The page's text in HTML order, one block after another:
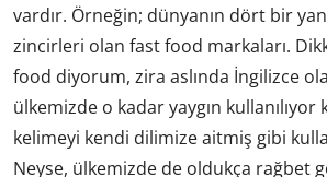
vardır. Örneğin; dünyanın dört bir
zincirleri olan fast food markaları.
food diyorum, zira aslında İngilizce
ülkemizde o kadar yaygın
kelimeyi kendi dilimize aitmiş gibi
Neyse, ülkemizde de oldukça rağbet